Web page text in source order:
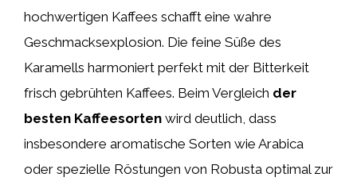
hochwertigen Kaffees schafft eine wahre
Geschmacksexplosion. Die feine Süße des
Karamells harmoniert perfekt mit der Bitterkeit
frisch gebrühten Kaffees. Beim Vergleich der
besten Kaffeesorten wird deutlich, dass
insbesondere aromatische Sorten wie Arabica
oder spezielle Röstungen von Robusta optimal zur